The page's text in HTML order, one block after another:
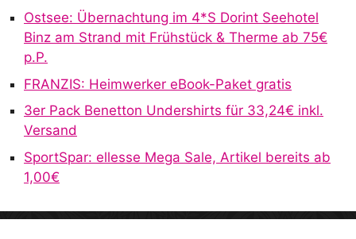
Ostsee: Übernachtung im 4*S Dorint Seehotel
Binz am Strand mit Frühstück & Therme ab 75€
p.P.
FRANZIS: Heimwerker eBook-Paket gratis
3er Pack Benetton Undershirts für 33,24€ inkl.
Versand
SportSpar: ellesse Mega Sale, Artikel bereits ab
1,00€